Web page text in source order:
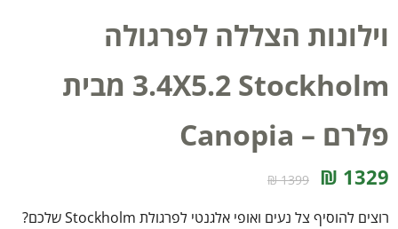
וילונות הצללה לפרגולה
3.4X5.2 Stockholm מבית
פלרם – Canopia
1329 ₪
1399 ₪
רוצים להוסיף צל נעים ואופי אלגנטי לפרגולת Stockholm שלכם?